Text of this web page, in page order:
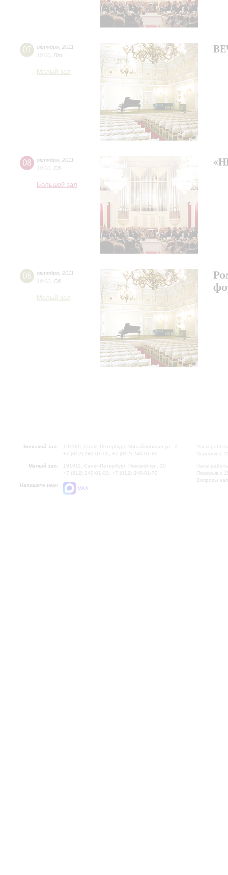
07 октября 2011
19:00 Пт
Малый зал
08 октября 2011
19:00 Сб
Большой зал
08 октября 2011
19:00 Сб
Малый зал
Большой зал:
191186, Санкт-Петербург, Михайловская ул., 2
+7 (812) 240-01-00, +7 (812) 240-01-80
Малый зал:
191011, Санкт-Петербург, Невский пр., 30
+7 (812) 240-01-00, +7 (812) 240-01-70
Напишите нам:
MAX
Часы
Перерыв с
Часы
Перерыв с
Вопросы